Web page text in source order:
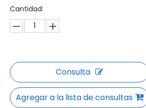
Cantidad:
Consulta
Agregar a la lista de consultas